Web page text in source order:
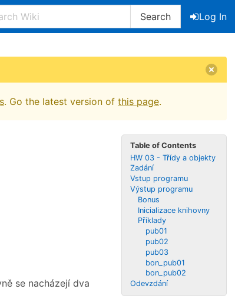
Search
Log In
. Go the latest version of this page.
Table of Contents
HW 03 - Třídy a objekty
Zadání
Vstup programu
Výstup programu
Bonus
Inicializace knihovny
Příklady
pub01
pub02
pub03
bon_pub01
bon_pub02
Odevzdání
se nacházejí dva